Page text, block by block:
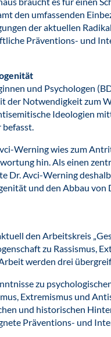
den umfassenden
der aktuellen
Präventions- und
und Psychologen
der Notwendigkeit zum
Ideologien
Werning wies zum
hin. Als einen
Dr. Avci-Werning deshalb
und den Abbau von
den Arbeitskreis
zu Rassismus,
werden drei
zu
Extremismus und
und historischen
Präventions- und